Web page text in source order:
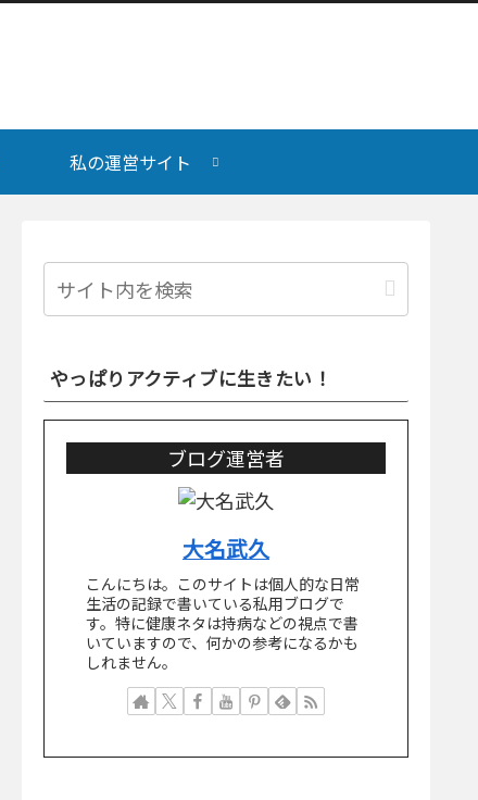
私の運営サイト
やっぱりアクティブに生きたい！
ブログ運営者
大名武久
こんにちは。このサイトは個人的な日常
生活の記録で書いている私用ブログで
す。特に健康ネタは持病などの視点で書
いていますので、何かの参考になるかも
しれません。